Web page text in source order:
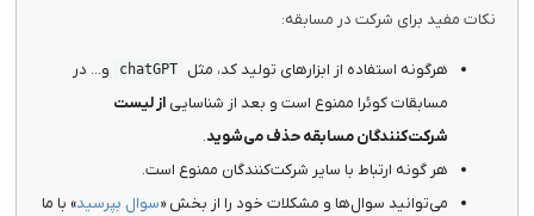
نکات مفید برای شرکت در مسابقه:
هرگونه استفاده از ابزارهای تولید کد، مثل chatGPT
و... در
مسابقات کوئرا ممنوع است و بعد از شناساییاز لیست
شرکت‌کنندگان مسابقه حذف می‌شوید.
هر گونه ارتباط با سایر شرکت‌کنندگان ممنوع است.
می‌توانید سوال‌ها و مشکلات خود را از بخش «سوال بپرسید» با ما